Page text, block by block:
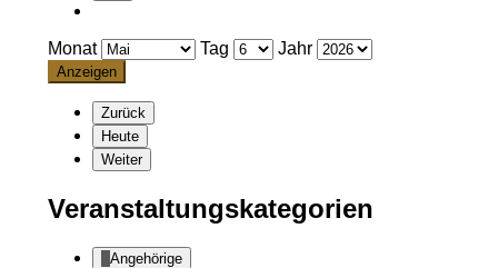
Monat Tag Jahr
Zurück
Heute
Weiter
Veranstaltungskategorien
Angehörige